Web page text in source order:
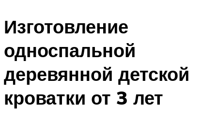
Изготовление
односпальной
деревянной детской
кроватки от 3 лет